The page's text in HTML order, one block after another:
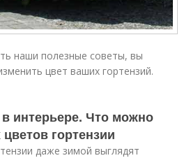
наши полезные советы, вы
цвет ваших гортензий.
интерьере. Что можно
гортензии
даже зимой выглядят